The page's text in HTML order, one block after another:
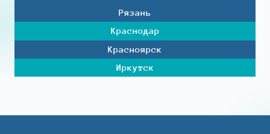
Рязань
Краснодар
Красноярск
Иркутск